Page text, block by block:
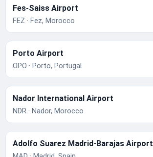
Fes-Saiss Airport
FEZ · Fez, Morocco
Porto Airport
OPO · Porto, Portugal
Nador International Airport
NDR · Nador, Morocco
Adolfo Suarez Madrid-Barajas Airport